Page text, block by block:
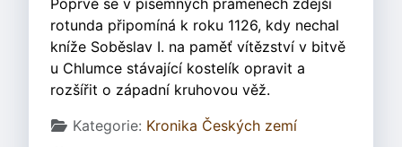
Poprvé se v písemných pramenech zdejší
rotunda připomíná k roku 1126, kdy nechal
kníže Soběslav I. na paměť vítězství v bitvě
u Chlumce stávající kostelík opravit a
rozšířit o západní kruhovou věž.
Základní údaje
Kategorie: Kronika Českých zemí